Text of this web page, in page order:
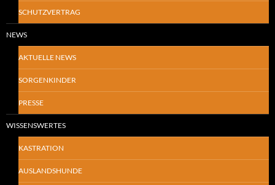
SCHUTZVERTRAG
NEWS
AKTUELLE NEWS
SORGENKINDER
PRESSE
WISSENSWERTES
KASTRATION
AUSLANDSHUNDE